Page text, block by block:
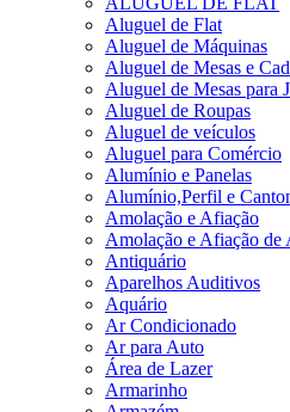
Aluguel de Flat
Aluguel de Máquinas
Aluguel de Mesas e
Aluguel de Mesas para
Aluguel de Roupas
Aluguel de veículos
Aluguel para Comércio
Alumínio e Panelas
Alumínio,Perfil e
Amolação e Afiação
Amolação e Afiação de
Antiquário
Aparelhos Auditivos
Aquário
Ar Condicionado
Ar para Auto
Área de Lazer
Armarinho